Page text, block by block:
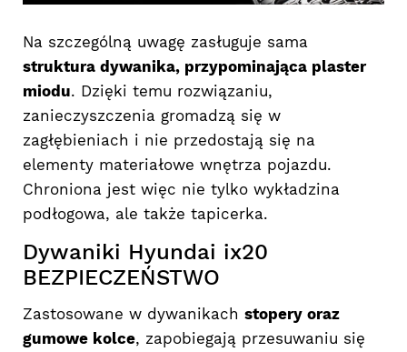
Na szczególną uwagę zasługuje sama
struktura dywanika, przypominająca plaster
miodu. Dzięki temu rozwiązaniu,
zanieczyszczenia gromadzą się w
zagłębieniach i nie przedostają się na
elementy materiałowe wnętrza pojazdu.
Chroniona jest więc nie tylko wykładzina
podłogowa, ale także tapicerka.
Dywaniki Hyundai ix20
BEZPIECZEŃSTWO
Zastosowane w dywanikach stopery oraz
gumowe kolce, zapobiegają przesuwaniu się